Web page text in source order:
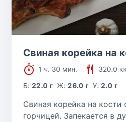
Свиная корейка на
1 ч. 30 мин.
320.0
Б:22.0 г Ж:26.0 г У:2.0 г
Свиная корейка на кости
горчицей. Запекается в